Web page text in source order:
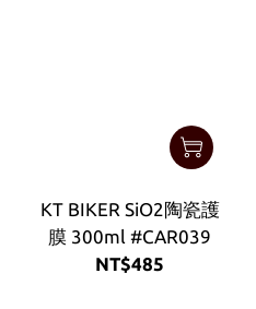
KT BIKER SiO2陶瓷護
膜 300ml #CAR039
NT$485